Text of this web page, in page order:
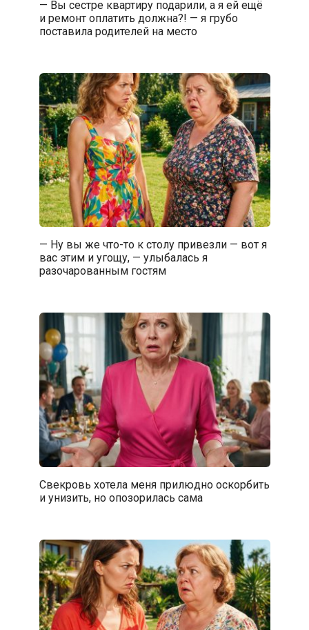
— Вы сестре квартиру подарили, а я ей ещё
и ремонт оплатить должна?! — я грубо
поставила родителей на место
— Ну вы же что-то к столу привезли — вот я
вас этим и угощу, — улыбалась я
разочарованным гостям
Свекровь хотела меня прилюдно оскорбить
и унизить, но опозорилась сама